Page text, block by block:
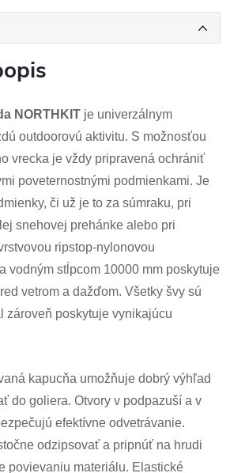
NORTHKIT je univerzálnym
outdoorovú aktivitu. S možnosťou
vrecka je vždy pripravená ochrániť
poveternostnými podmienkami. Je
či už je to za súmraku, pri
snehovej prehánke alebo pri
ripstop-nylonovou
vodným stĺpcom 10000 mm poskytuje
vetrom a dažďom. Všetky švy sú
zároveň poskytuje vynikajúcu
kapucňa umožňuje dobrý výhľad
do goliera. Otvory v podpazuší a v
efektívne odvetrávanie.
odzipsovať a pripnúť na hrudi
povievaniu materiálu. Elastické